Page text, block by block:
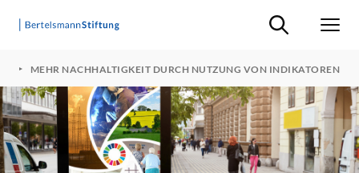
Suche ein-/
MEHR NACHHALTIGKEIT DURCH NUTZUNG VON INDIKATOREN